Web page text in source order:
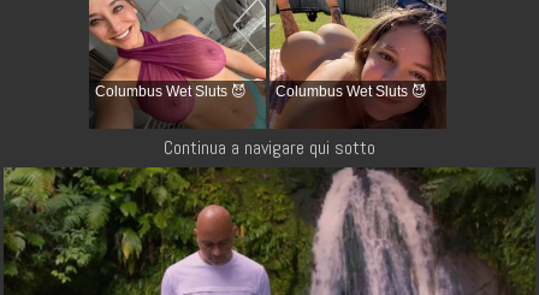
Columbus Wet Sluts 😈 Columbus Wet Sluts 😈
Continua a navigare qui sotto